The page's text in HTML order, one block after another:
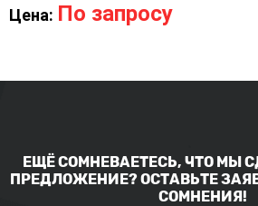
Цена: По запросу
ЕЩЁ СОМНЕВАЕТЕСЬ, ЧТО МЫ
ПРЕДЛОЖЕНИЕ? ОСТАВЬТЕ
СОМНЕНИЯ!